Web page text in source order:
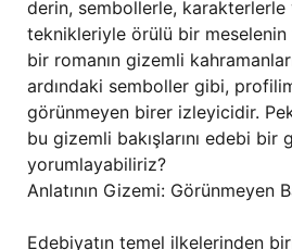
derin, sembollerle, karakterlerle
teknikleriyle örülü bir meselenin
bir romanın gizemli
ardındaki semboller gibi,
görünmeyen birer izleyicidir.
bu gizemli bakışlarını edebi bir
yorumlayabiliriz?
Anlatının Gizemi: Görünmeyen
Edebiyatın temel ilkelerinden